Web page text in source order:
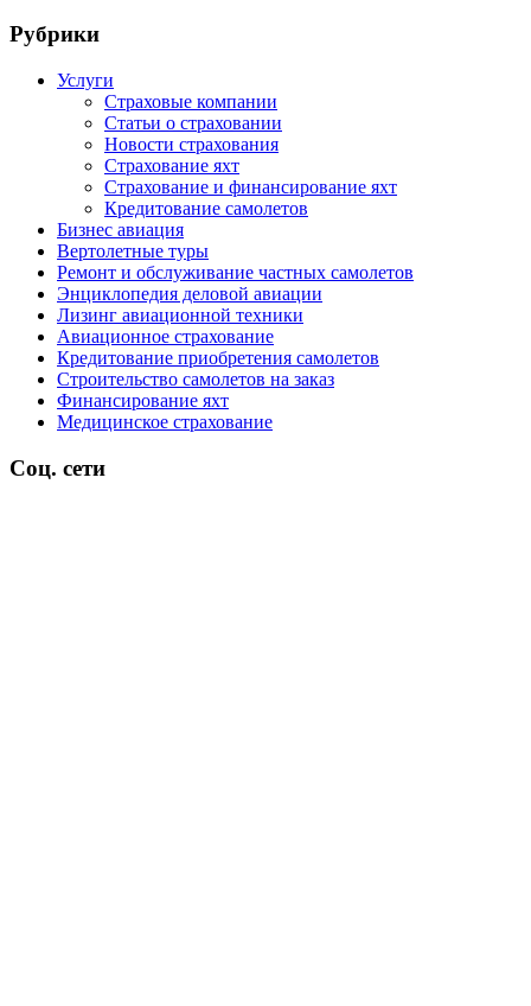
Рубрики
Услуги
Страховые компании
Статьи о страховании
Новости страхования
Страхование яхт
Страхование и финансирование яхт
Кредитование самолетов
Бизнес авиация
Вертолетные туры
Ремонт и обслуживание частных самолетов
Энциклопедия деловой авиации
Лизинг авиационной техники
Авиационное страхование
Кредитование приобретения самолетов
Строительство самолетов на заказ
Финансирование яхт
Медицинское страхование
Соц. сети